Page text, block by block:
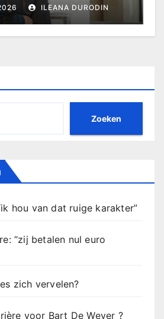
ILEANA DURODIN
Zoeken
hou van dat ruige karakter”
“zij betalen nul euro
zich vervelen?
voor Bart De Wever ?